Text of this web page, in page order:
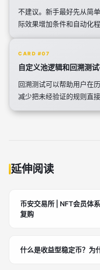
不建议。新手最好先从简
际效果增加条件和自动化程
CARD #07
自定义池逻辑和回溯测试
回溯测试可以帮助用户在
减少把未经验证的规则直
延伸阅读
币安交易所 | NFT会员体
复购
什么是收益型稳定币？为